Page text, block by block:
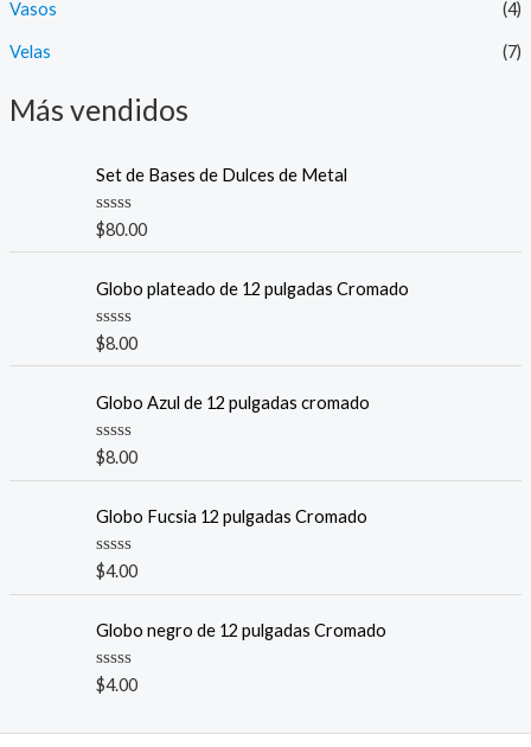
Vasos (4)
Velas (7)
Más vendidos
Set de Bases de Dulces de Metal
V
a
r
a
d
o
n
0
d
5
$80.00
Globo plateado de 12 pulgadas Cromado
V
a
r
a
d
o
n
0
d
5
$8.00
Globo Azul de 12 pulgadas cromado
V
a
r
a
d
o
n
0
d
5
$8.00
Globo Fucsia 12 pulgadas Cromado
V
a
r
a
d
o
n
$4.00
Globo negro de 12 pulgadas Cromado
V
a
o
$4.00